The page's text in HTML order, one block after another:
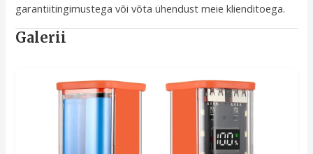
garantiitingimustega või võta ühendust meie klienditoega.
Galerii